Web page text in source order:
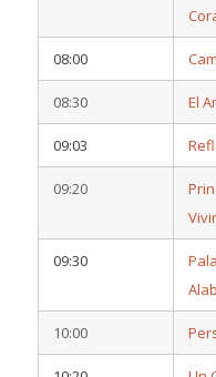
08:00
08:30 El
09:03
09:20
Vivir
09:30
10:00